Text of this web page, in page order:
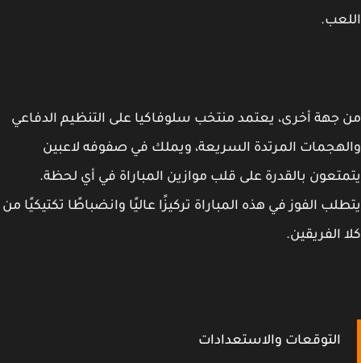
جهة أخرى، يعتمد منتخب سلوفاكيا على التنظيم الدفاعي
المرتدة السريعة، ويملك في صفوفه لاعبين
بالقدرة على قلب موازين المباراة في أي لحظة.
الفوز في هذه المباراة تركيزًا عاليًا وانضباطًا تكتيكيًا من
الفريقين.
التوقعات والاستعدادات